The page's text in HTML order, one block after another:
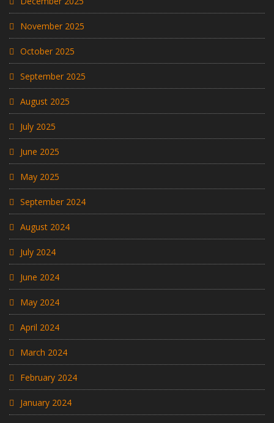
November 2025
October 2025
September 2025
August 2025
July 2025
June 2025
May 2025
September 2024
August 2024
July 2024
June 2024
May 2024
April 2024
March 2024
February 2024
January 2024